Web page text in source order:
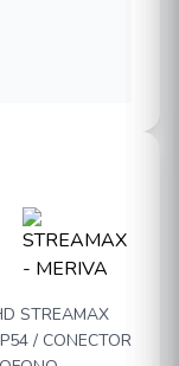
STREAMAX
/ CONECTOR